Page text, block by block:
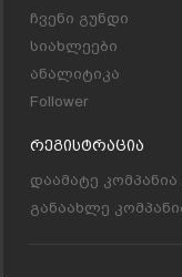
ჩვენი გუნდი
სიახლეები
ანალიტიკა
Follower
Რეგისტრაცია
დაამატე
განაახლე